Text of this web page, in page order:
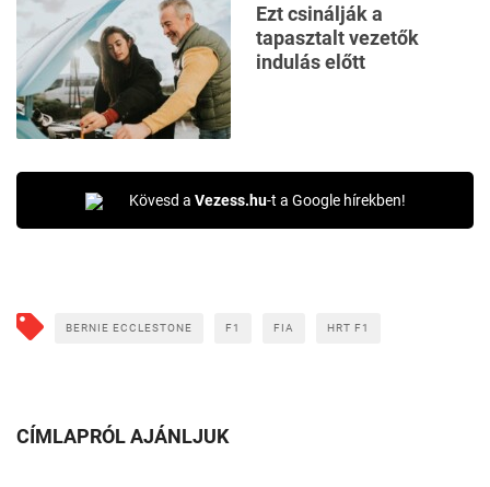
Ezt csinálják a
tapasztalt vezetők
indulás előtt
Kövesd a Vezess.hu-t a Google hírekben!
BERNIE ECCLESTONE F1 FIA HRT F1
CÍMLAPRÓL AJÁNLJUK